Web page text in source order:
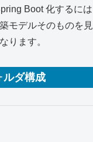
Boot 化するに
モデルそのものを見
ります。
ダ構成